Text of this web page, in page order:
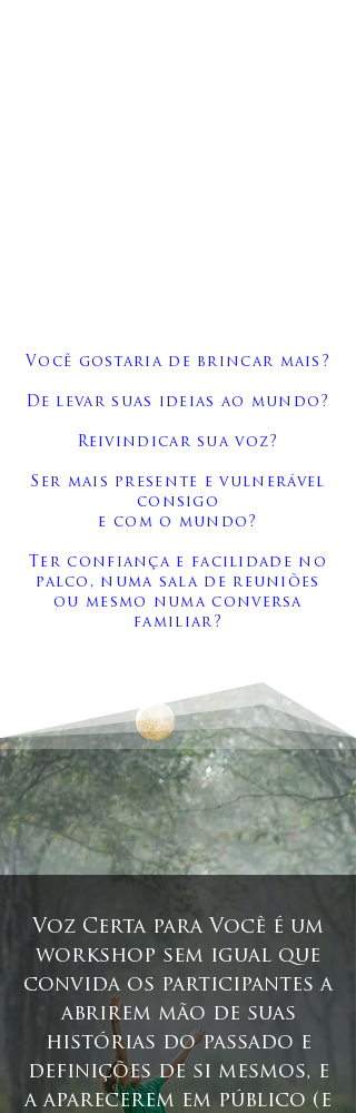
Você gostaria de brincar mais?
De levar suas ideias ao mundo?
Reivindicar sua voz?
Ser mais presente e vulnerável
consigo
e com o mundo?
Ter confiança e facilidade no
palco, numa sala de reuniões
ou mesmo numa conversa
familiar?
Voz Certa para Você é um
workshop sem igual que
convida os participantes a
abrirem mão de suas
histórias do passado e
definições de si mesmos, e
a aparecerem em público (e